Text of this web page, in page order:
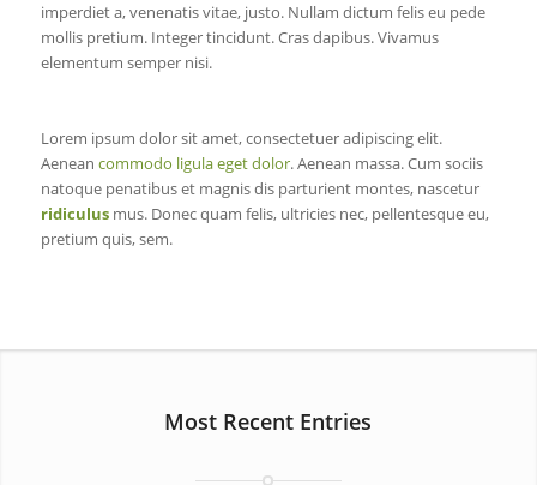
imperdiet a, venenatis vitae, justo. Nullam dictum felis eu pede
mollis pretium. Integer tincidunt. Cras dapibus. Vivamus
elementum semper nisi.
Lorem ipsum dolor sit amet, consectetuer adipiscing elit.
Aenean commodo ligula eget dolor. Aenean massa. Cum sociis
natoque penatibus et magnis dis parturient montes, nascetur
ridiculusmus. Donec quam felis, ultricies nec, pellentesque eu,
pretium quis, sem.
Most Recent Entries